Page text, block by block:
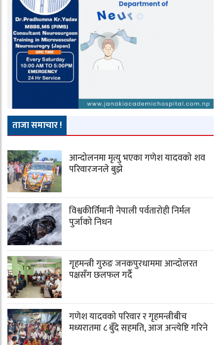
ताजा समाचार !
आन्दोलनमा मृत्यु भएका गणेश यादवको शव
परिवारजनले बुझे
विश्वकीर्तिमानी नेपाली पर्वतारोही निर्मल
पुर्जाको निधन
गृहमन्त्री गुरुङ जनकपुरधाममा आन्दोलरत
पक्षसँग छलफल गर्दै
गणेश यादवको परिवार र गृहमन्त्रीबीच
मध्यरातमा ८ बुँदे सहमति, आज अन्त्येष्टि गरिने